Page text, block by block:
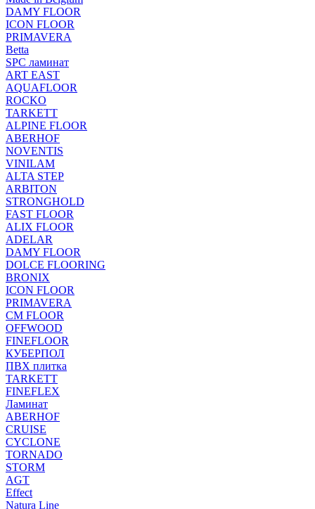
DAMY FLOOR
ICON FLOOR
PRIMAVERA
Betta
SPC ламинат
ART EAST
AQUAFLOOR
ROCKO
TARKETT
ALPINE FLOOR
ABERHOF
NOVENTIS
VINILAM
ALTA STEP
ARBITON
STRONGHOLD
FAST FLOOR
ALIX FLOOR
ADELAR
DAMY FLOOR
DOLCE FLOORING
BRONIX
ICON FLOOR
PRIMAVERA
CM FLOOR
OFFWOOD
FINEFLOOR
КУБЕРПОЛ
ПВХ плитка
TARKETT
FINEFLEX
Ламинат
ABERHOF
CRUISE
CYCLONE
TORNADO
STORM
AGT
Effect
Natura Line